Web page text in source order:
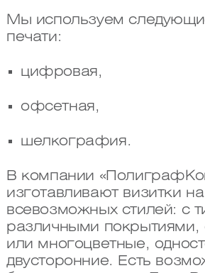
Мы используем
печати:
цифровая,
офсетная,
шелкография.
В компании
изготавливают визитки
всевозможных стилей: с
различными покрытиями,
или многоцветные,
двусторонние. Есть